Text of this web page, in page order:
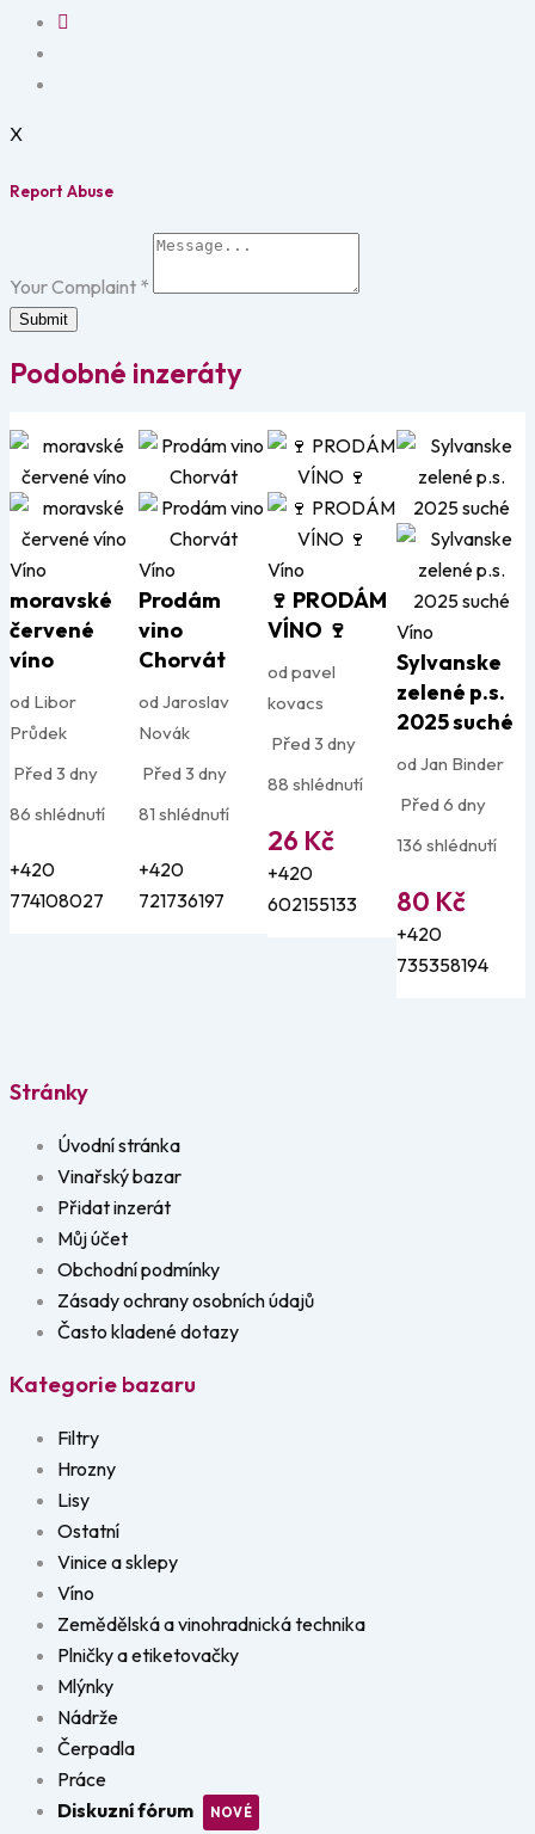
X
Report Abuse
Your Complaint *
Submit
Podobné inzeráty
Víno
moravské
červené
víno
od Libor
Průdek
Před 3 dny
86 shlédnutí
+420
774108027
Víno
Prodám
vino
Chorvát
od Jaroslav
Novák
Před 3 dny
81 shlédnutí
+420
721736197
Víno
🍷 PRODÁM
VÍNO 🍷
od pavel
kovacs
Před 3 dny
88 shlédnutí
26 Kč
+420
602155133
Víno
Sylvanske
zelené p.s.
2025 suché
od Jan Binder
Před 6 dny
136 shlédnutí
80 Kč
+420
735358194
Stránky
Úvodní stránka
Vinařský bazar
Přidat inzerát
Můj účet
Obchodní podmínky
Zásady ochrany osobních údajů
Často kladené dotazy
Kategorie bazaru
Filtry
Hrozny
Lisy
Ostatní
Vinice a sklepy
Víno
Zemědělská a vinohradnická technika
Plničky a etiketovačky
Mlýnky
Nádrže
Čerpadla
Práce
Diskuzní fórum